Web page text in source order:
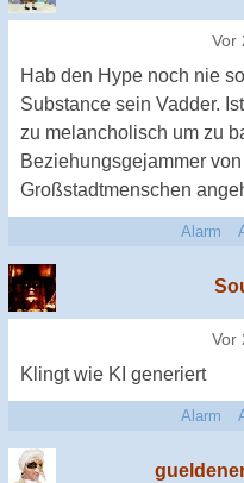
Vor
Hab den Hype noch nie
Substance sein Vadder.
zu melancholisch um zu
Beziehungsgejammer
Großstadtmenschen
Alarm
Vor
Klingt wie KI generiert
Alarm